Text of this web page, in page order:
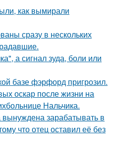
как вымирали
сразу в нескольких
а сигнал зуда, боли или
базе фэрфорд пригрозил.
оскар после жизни на
Нальчика.
вынуждена зарабатывать в
что отец оставил её без